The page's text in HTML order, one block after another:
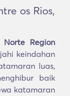
os Rios,
Region
keindahan
luas,
baik
katamaran